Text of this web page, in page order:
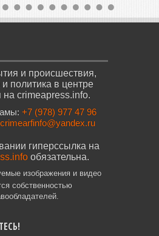
и происшествия,
политика в центре
на crimeapress.info.
+7 (978) 977 47 96
crimearfinfo@yandex.ru
гиперссылка на
обязательна.
изображения и видео
собственностью